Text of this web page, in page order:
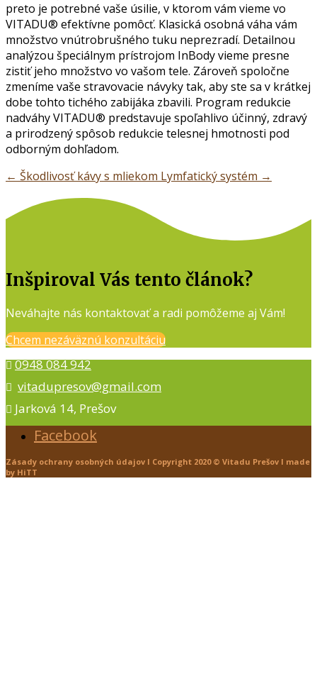
preto je potrebné vaše úsilie, v ktorom vám vieme vo
VITADU® efektívne pomôcť. Klasická osobná váha vám
množstvo vnútrobrušného tuku neprezradí. Detailnou
analýzou špeciálnym prístrojom InBody vieme presne
zistiť jeho množstvo vo vašom tele. Zároveň spoločne
zmeníme vaše stravovacie návyky tak, aby ste sa v krátkej
dobe tohto tichého zabijáka zbavili. Program redukcie
nadváhy VITADU® predstavuje spoľahlivo účinný, zdravý
a prirodzený spôsob redukcie telesnej hmotnosti pod
odborným dohľadom.
← Škodlivosť kávy s mliekom Lymfatický systém →
Inšpiroval Vás tento článok?
Neváhajte nás kontaktovať a radi pomôžeme aj Vám!
Chcem nezáväznú konzultáciu
0948 084 942
 vitadupresov@gmail.com
 Jarková 14, Prešov
Facebook
Zásady ochrany osobných údajov l Copyright 2020 © Vitadu Prešov l made
by HiTT